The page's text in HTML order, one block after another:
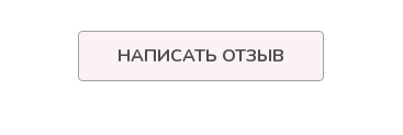
НАПИСАТЬ ОТЗЫВ